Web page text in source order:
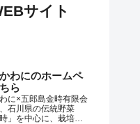
サイト
わにのホームペ
ら
に×五郎島金時有限会
石川県の伝統野菜
」を中心に、栽培か